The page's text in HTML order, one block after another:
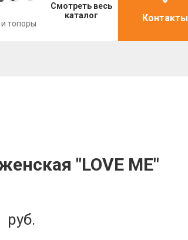
топоры
Смотреть весь
каталог
Контакты
"LOVE ME"
руб.